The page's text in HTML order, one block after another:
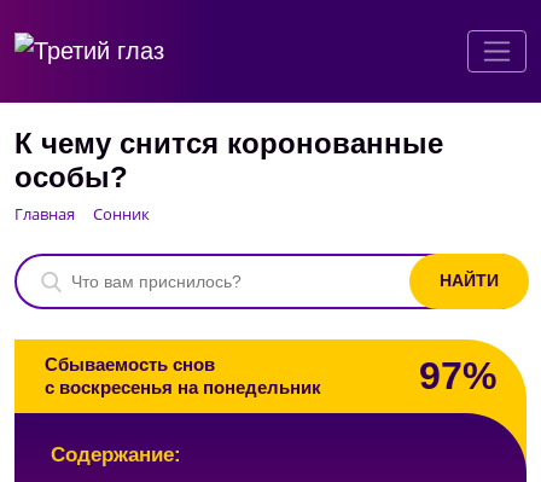
К чему снится коронованные
особы?
Главная Сонник
Сбываемость снов
с воскресенья на понедельник
97%
Содержание: